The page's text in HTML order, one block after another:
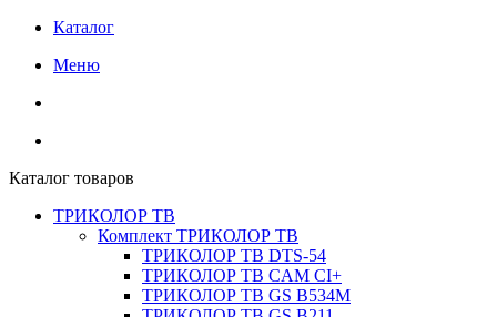
Каталог
Меню
Каталог товаров
ТРИКОЛОР ТВ
Комплект ТРИКОЛОР ТВ
ТРИКОЛОР ТВ DTS-54
ТРИКОЛОР ТВ CAM CI+
ТРИКОЛОР ТВ GS B534M